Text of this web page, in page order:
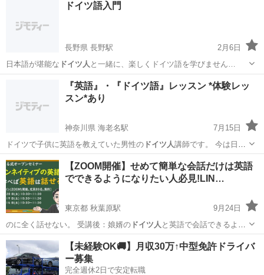
ドイツ語入門
長野県 長野駅
2月6日
日本語が堪能な ドイツ人 と一緒に、楽しくドイツ語を学びません…
長野駅 その他 ドイツ語
『英語』・『ドイツ語』レッスン *体験レッ
スン*あり
神奈川県 海老名駅
7月15日
ドイツで子供に英語を教えていた男性のドイツ人講師です。 今は日本
で子供達に英語を…
神奈川 海老名市 海老名駅 英会話 ドイツ語
【ZOOM開催】せめて簡単な会話だけは英語
でできるようになりたい人必見!LIN…
東京都 秋葉原駅
9月24日
のに全く話せない。 受講後：娘婿のドイツ人 と英語で会話できるよう
になった。 …
東京 千代田区 秋葉原駅 英会話 オンライン
【未経験OK🚚】月収30万↑中型免許ドライバ
ー募集
完全週休2日で安定転職